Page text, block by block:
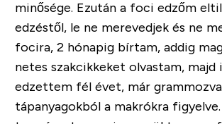
minősége. Ezután a foci edzőm
edzéstől, le ne merevedjek és ne
focira, 2 hónapig bírtam, addig
netes szakcikkeket olvastam,
edzettem fél évet, már
tápanyagokból a makrókra